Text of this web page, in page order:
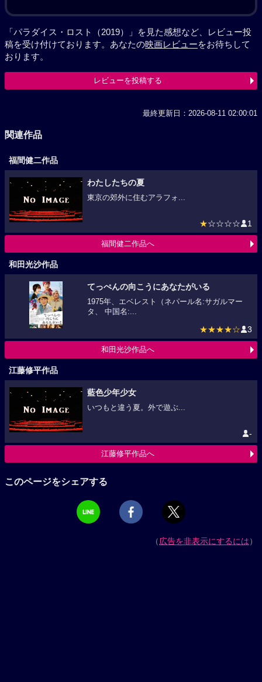
「パラダイス・ロスト（2019）」を見た感想など、レビュー投
稿を受け付けております。あなたの映画レビューをお待ちして
おります。
レビューを投稿する
最終更新日：2026-08-11 02:00:01
関連作品
福間健二作品
わたしたちの夏
東京の郊外に住むアラフォ...
★☆☆☆☆ 1
福間健二作品へ
和田光沙作品
てっぺんの向こうにあなたがいる
1975年、エベレスト（ネパール名:サガルマー
タ、 中国名:...
★★★★☆ 3
和田光沙作品へ
江藤修平作品
藍色少年少女
いつもと違う夏。外で遊ぶ...
-
江藤修平作品へ
このページをシェアする
（広告を非表示にするには）